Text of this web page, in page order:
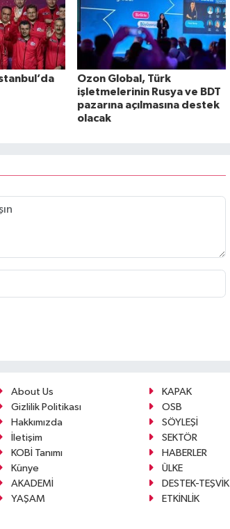
Ozon Global, Türk
işletmelerinin Rusya ve BDT
pazarına açılmasına destek
olacak
About Us
KAPAK
Gizlilik Politikası
OSB
Hakkımızda
SÖYLEŞİ
İletişim
SEKTÖR
KOBİ Tanımı
HABERLER
Künye
ÜLKE
AKADEMİ
DESTEK-TEŞVİK
YAŞAM
ETKİNLİK